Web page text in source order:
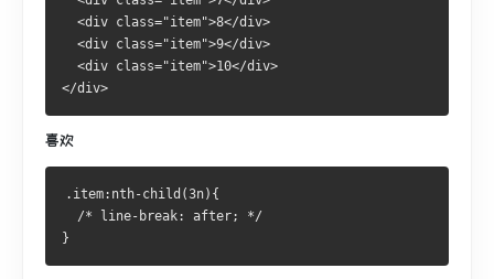
  <div class="item">8</div>
  <div class="item">9</div>
  <div class="item">10</div>
</div>
喜欢
.item:nth-child(3n){
  /* line-break: after; */
}